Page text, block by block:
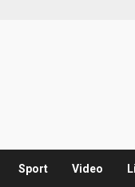
Sport Video